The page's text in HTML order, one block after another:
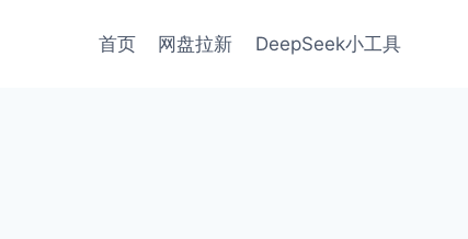
首页 网盘拉新 DeepSeek小工具